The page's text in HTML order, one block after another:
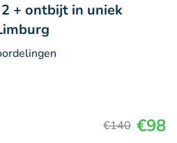
+ ontbijt in uniek
€140 €98